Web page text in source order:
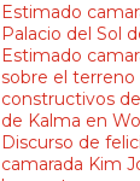
Estimado
Palacio del Sol
Estimado
sobre el
constructivos
de Kalma en
Discurso de
camarada Kim